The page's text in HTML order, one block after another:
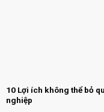
10 Lợi ích không thể bỏ
nghiệp